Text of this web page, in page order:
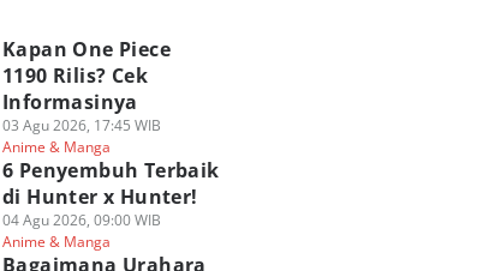
Kapan One Piece
1190 Rilis? Cek
Informasinya
03 Agu 2026, 17:45 WIB
Anime & Manga
6 Penyembuh Terbaik
di Hunter x Hunter!
04 Agu 2026, 09:00 WIB
Anime & Manga
Bagaimana Urahara